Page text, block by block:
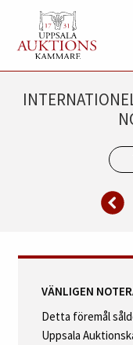
VÄNLIGEN
Detta föremål
Uppsala